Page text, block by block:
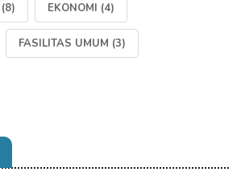
(8) EKONOMI (4)
FASILITAS UMUM (3)